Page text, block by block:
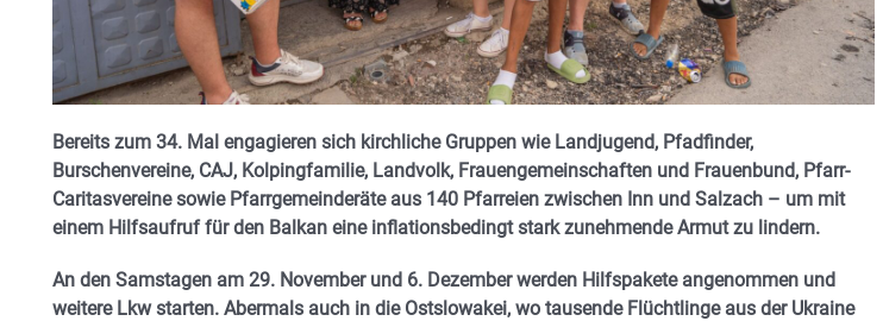
Bereits zum 34. Mal engagieren sich kirchliche Gruppen wie Landjugend, Pfadfinder,
Burschenvereine, CAJ, Kolpingfamilie, Landvolk, Frauengemeinschaften und Frauenbund, Pfarr-
Caritasvereine sowie Pfarrgemeinderäte aus 140 Pfarreien zwischen Inn und Salzach – um mit
einem Hilfsaufruf für den Balkan eine inflationsbedingt stark zunehmende Armut zu lindern.
An den Samstagen am 29. November und 6. Dezember werden Hilfspakete angenommen und
weitere Lkw starten. Abermals auch in die Ostslowakei, wo tausende Flüchtlinge aus der Ukraine